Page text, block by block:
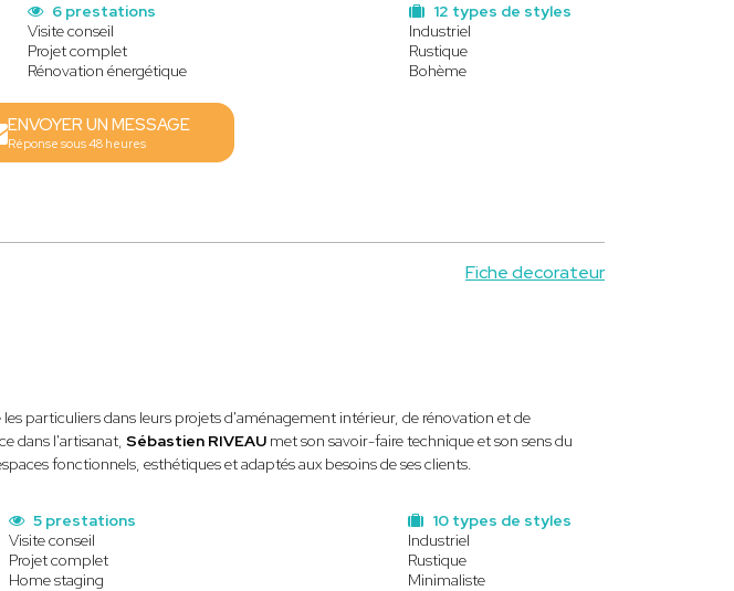
12 types de styles
Industriel
Rustique
Bohème
6 prestations
Visite conseil
Projet complet
Rénovation énergétique
ENVOYER UN MESSAGE
Réponse sous 48 heures
Fiche decorateur
particuliers dans leurs projets d'aménagement intérieur, de rénovation et de
dans l'artisanat,Sébastien RIVEAU met son savoir-faire technique et son sens du
fonctionnels, esthétiques et adaptés aux besoins de ses clients.
10 types de styles
Industriel
Rustique
Minimaliste
5 prestations
Visite conseil
Projet complet
Home staging